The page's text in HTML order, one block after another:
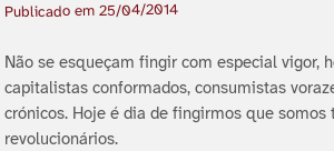
Publicado em25/04/2014
Não se esqueçam fingir com especial vigor,
capitalistas conformados, consumistas
crónicos. Hoje é dia de fingirmos que somos
revolucionários.